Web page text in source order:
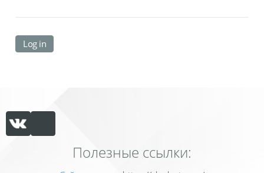
Log in
Полезные ссылки: